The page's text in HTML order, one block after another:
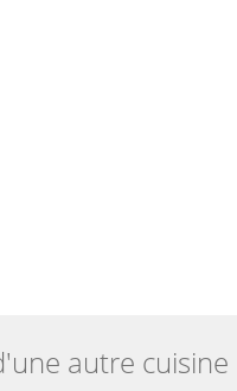
autre cuisine